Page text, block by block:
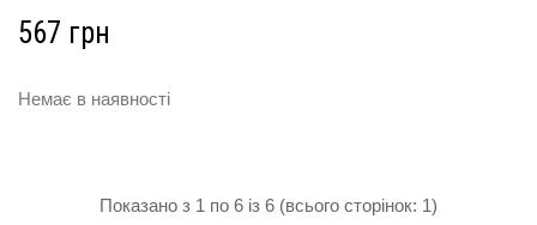
567 грн
Немає в наявності
Показано з 1 по 6 із 6 (всього сторінок: 1)